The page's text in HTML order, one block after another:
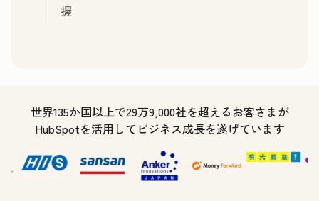
握
世界135か国以上で29万9,000社を超えるお客さまが
HubSpotを活用してビジネス成長を遂げています